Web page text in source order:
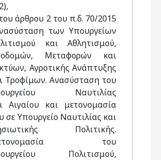
άρθρου 2 του π.δ. 70/2015
των Υπουργείων
και Αθλητισμού,
Μεταφορών και
Αγροτικής Ανάπτυξης
Τροφίμων. Ανασύσταση του
Ναυτιλίας
Αιγαίου και μετονομασία
σε Υπουργείο Ναυτιλίας και
Πολιτικής.
του
Πολιτισμού,